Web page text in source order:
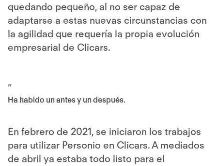
quedando pequeño, al no ser capaz de
adaptarse a estas nuevas circunstancias con
la agilidad que requería la propia evolución
empresarial de Clicars.
“
Ha habido un antes y un después.
En febrero de 2021, se iniciaron los trabajos
para utilizar Personio en Clicars. A mediados
de abril ya estaba todo listo para el